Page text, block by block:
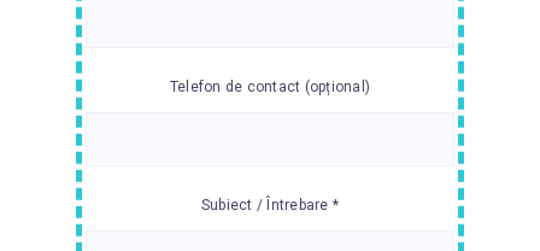
Telefon de contact (opțional)
Subiect / Întrebare *